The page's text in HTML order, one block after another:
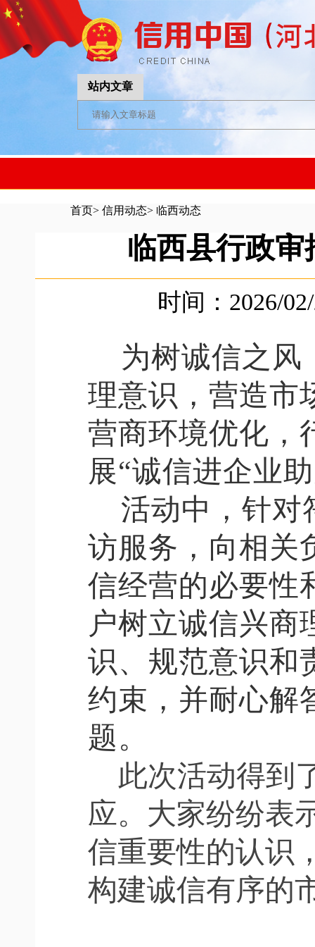
站内文章
首页> 信用动态> 临西动态
临西县行政
时间：2026/
为树诚信之风
理意识，营造市
营商环境优化，
展“诚信进企业
活动中，针对
访服务，向相关
信经营的必要性
户树立诚信兴商
识、规范意识和
约束，并耐心解
题。
此次活动得到
应。大家纷纷表
信重要性的认识
构建诚信有序的